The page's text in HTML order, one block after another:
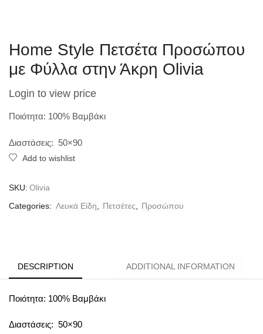
Home Style Πετσέτα Προσώπου
με Φύλλα στην Άκρη Olivia
Login to view price
Ποιότητα: 100% Βαμβάκι
Διαστάσεις: 50×90
Add to wishlist
SKU: Olivia
Categories: Λευκά Είδη Πετσέτες Προσώπου
DESCRIPTION ADDITIONAL INFORMATION
Ποιότητα: 100% Βαμβάκι
Διαστάσεις: 50×90